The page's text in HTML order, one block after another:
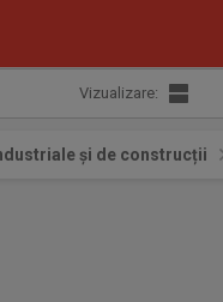
Vizualizare:
și de construcții